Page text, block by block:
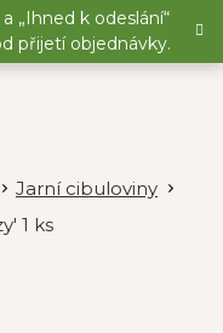
„Ihned k odeslání“
přijetí objednávky.
Jarní cibuloviny
1 ks